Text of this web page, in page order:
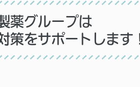
薬グループは
策をサポートします